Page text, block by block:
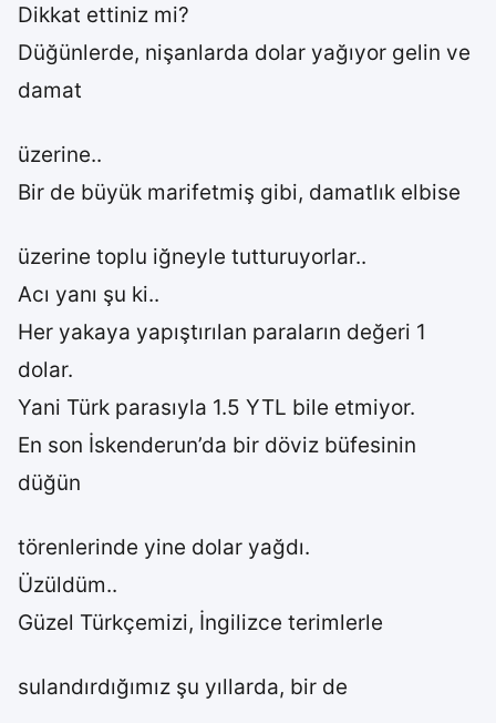
Dikkat ettiniz mi?
Düğünlerde, nişanlarda dolar yağıyor gelin ve
damat
üzerine..
Bir de büyük marifetmiş gibi, damatlık elbise
üzerine toplu iğneyle tutturuyorlar..
Acı yanı şu ki..
Her yakaya yapıştırılan paraların değeri 1
dolar.
Yani Türk parasıyla 1.5 YTL bile etmiyor.
En son İskenderun’da bir döviz büfesinin
düğün
törenlerinde yine dolar yağdı.
Üzüldüm..
Güzel Türkçemizi, İngilizce terimlerle
sulandırdığımız şu yıllarda, bir de